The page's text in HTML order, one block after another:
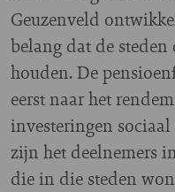
Geuzenveld
belang dat de
houden. De
eerst naar het
investeringen
zijn het deelnemers
die in die steden